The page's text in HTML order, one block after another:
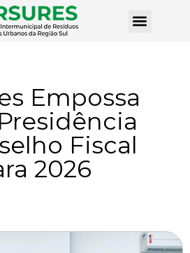
Empossa
Fiscal
2026